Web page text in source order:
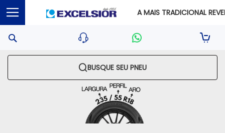
A MAIS TRADICIONAL
Sua
BUSQUE SEU PNEU